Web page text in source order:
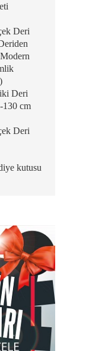
Deri
Deri
130 cm
Deri
kutusu